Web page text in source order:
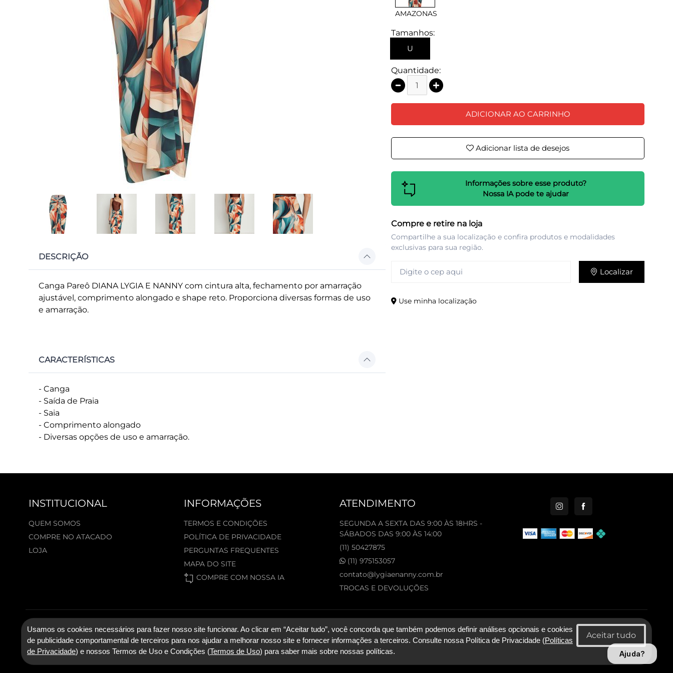
DESCRIÇÃO
Canga Pareô DIANA LYGIA E NANNY com cintura alta, fechamento por amarração
ajustável, comprimento alongado e shape reto. Proporciona diversas formas de uso
e amarração.
CARACTERÍSTICAS
- Canga
- Saída de Praia
- Saia
- Comprimento alongado
- Diversas opções de uso e amarração.
AMAZONAS
Tamanhos:
U
Quantidade:
ADICIONAR AO CARRINHO
Adicionar lista de desejos
Informações sobre esse produto?
Nossa IA pode te ajudar
Compre e retire na loja
Compartilhe a sua localização e confira produtos e modalidades
exclusivas para sua região.
Localizar
Use minha localização
INSTITUCIONAL
QUEM SOMOS
COMPRE NO ATACADO
LOJA
INFORMAÇÕES
TERMOS E CONDIÇÕES
POLÍTICA DE PRIVACIDADE
PERGUNTAS FREQUENTES
MAPA DO SITE
COMPRE COM NOSSA IA
ATENDIMENTO
SEGUNDA A SEXTA DAS 9:00 ÀS 18HRS -
SÁBADOS DAS 9:00 ÀS 14:00
(11) 50427875
(11) 975153057
contato@lygiaenanny.com.br
TROCAS E DEVOLUÇÕES
© 2026 Lygia & Nanny. Todos os direitos reservados. CNPJ: 53.227.120/0001-92 - Lygia & Nanny Artesanato Confeccoes e Comercio LTDA
Com Tecnologia SmarterApp
Usamos os cookies necessários para fazer nosso site funcionar. Ao clicar em “Aceitar tudo”, você concorda que também podemos definir análises opcionais e cookies
de publicidade comportamental de terceiros para nos ajudar a melhorar nosso site e fornecer informações a terceiros. Consulte nossa Política de Privacidade (Políticas
de Privacidade) e nossos Termos de Uso e Condições (Termos de Uso) para saber mais sobre nossas políticas. Ajuda?